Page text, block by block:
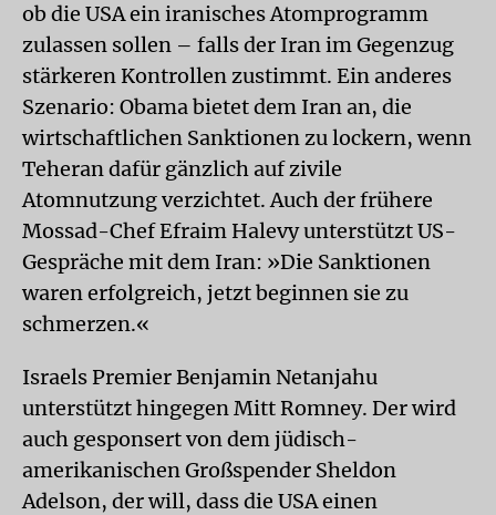
ob die USA ein iranisches Atomprogramm
zulassen sollen – falls der Iran im Gegenzug
stärkeren Kontrollen zustimmt. Ein anderes
Szenario: Obama bietet dem Iran an, die
wirtschaftlichen Sanktionen zu lockern, wenn
Teheran dafür gänzlich auf zivile
Atomnutzung verzichtet. Auch der frühere
Mossad-Chef Efraim Halevy unterstützt US-
Gespräche mit dem Iran: »Die Sanktionen
waren erfolgreich, jetzt beginnen sie zu
schmerzen.«
Israels Premier Benjamin Netanjahu
unterstützt hingegen Mitt Romney. Der wird
auch gesponsert von dem jüdisch-
amerikanischen Großspender Sheldon
Adelson, der will, dass die USA einen